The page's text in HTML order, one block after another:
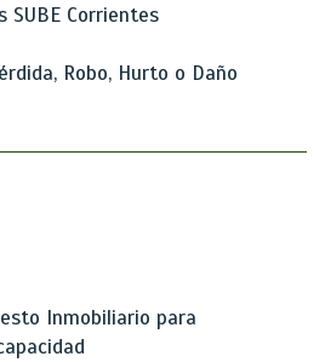
SUBE Corrientes
Robo, Hurto o Daño
Inmobiliario para